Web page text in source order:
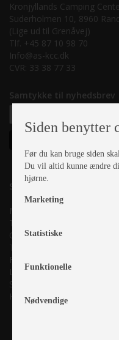
Kronjyllands Camping
Suderholmen 10, 8960
(Lige ud til Grenåvej)
Tlf. +45 87 10 98 70
Info@as-kcc.dk
CVR: 33 38 77 33
Samtykke til nyhedsbrev
Salgsafdeling:
Mandag:
Tirsdag:
Onsdag:
10.00-17.00
Torsdag:
Fredag:
Lørdag:
Lukket
Søndag:
Helligdage:
10.00-16.00
Siden benytter
Før du kan bruge siden
Du vil altid kunne ændre
hjørne.
Marketing
Statistiske
Funktionelle
Nødvendige